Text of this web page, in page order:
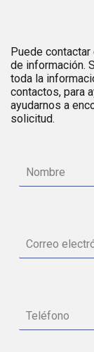
Puede
de información.
toda la
contactos, para
ayudarnos a
solicitud.